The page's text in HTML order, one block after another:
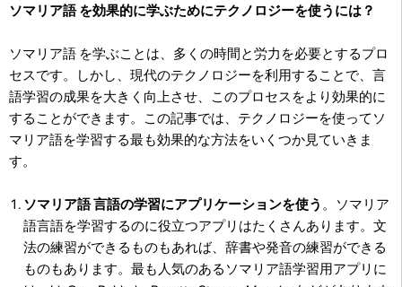
ソマリア語 を効果的に学ぶためにテクノロジーを使うには？
ソマリア語 を学ぶことは、多くの時間と労力を必要とするプロ
セスです。しかし、現代のテクノロジーを利用することで、言
語学習の成果を大きく向上させ、このプロセスをより効果的に
することができます。この記事では、テクノロジーを使ってソ
マリア語を学習する最も効果的な方法をいくつか見ていきま
す。
ソマリア語 言語の学習にアプリケーションを使う 。ソマリア
語言語を学習するのに役立つアプリはたくさんあります。文
法の練習ができるものもあれば、辞書や発音の練習ができる
ものもあります。最も人気のあるソマリア語学習用アプリに